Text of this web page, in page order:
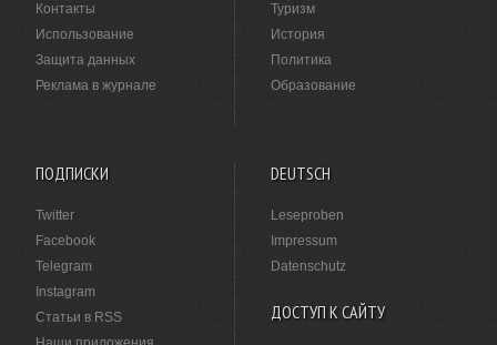
Контакты
Использование
Защита данных
Реклама в журнале
Туризм
История
Политика
Образование
ПОДПИСКИ
Twitter
Facebook
Telegram
Instagram
Статьи в RSS
DEUTSCH
Leseproben
Impressum
Datenschutz
ДОСТУП К САЙТУ